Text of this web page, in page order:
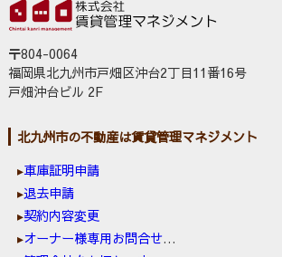
〒804-0064
福岡県北九州市戸畑区沖台2丁目11番16号
戸畑沖台ビル 2F
北九州市の不動産は賃貸管理マネジメント
車庫証明申請
退去申請
契約内容変更
オーナー様専用お問合せ窓口